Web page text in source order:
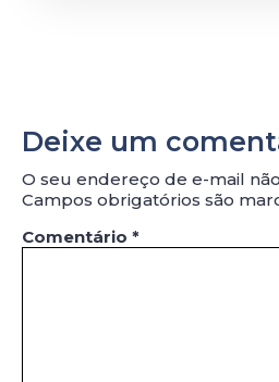
Deixe um
O seu endereço de e-mail
Campos obrigatórios são
Comentário *